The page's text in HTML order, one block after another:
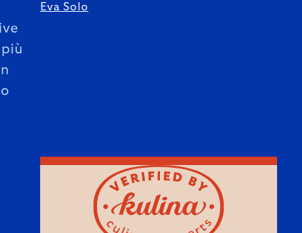
Eva Solo